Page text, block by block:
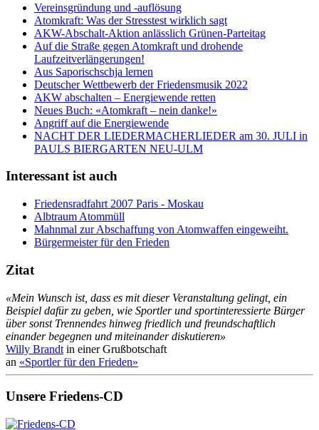
Vereinsgründung und -auflösung
Atomkraft: Was der Stresstest wirklich sagt
AKW-Abschalt-Aktion anlässlich Grünen-Parteitag
Auf die Straße gegen Atomkraft und drohende
Laufzeitverlängerungen!
Aus Saporischschja lernen
Deutscher Wettbewerb der Friedensmusik 2022
AKW abschalten – Energiewende retten
Neues Buch: «Atomkraft – nein danke!»
Angriff auf die Energiewende
NACHT DER LIEDERMACHERLIEDER am 30. JULI in
PAULS BIERGARTEN NEU-ULM
Interessant ist auch
Friedensradfahrt 2007 Paris - Moskau
Albtraum Atommüll
Mahnmal zur Abschaffung von Atomwaffen eingeweiht.
Bürgermeister für den Frieden
Zitat
«Mein Wunsch ist, dass es mit dieser Veranstaltung gelingt, ein
Beispiel dafür zu geben, wie Sportler und sportinteressierte Bürger
über sonst Trennendes hinweg friedlich und freundschaftlich
einander begegnen und miteinander diskutieren»
Willy Brandt in einer Grußbotschaft
an «Sportler für den Frieden»
Unsere Friedens-CD